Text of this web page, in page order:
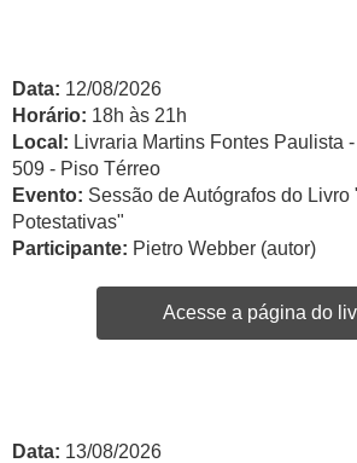
Data: 12/08/2026
Horário: 18h às 21h
Local: Livraria Martins Fontes Paulista
509 - Piso Térreo
Evento: Sessão de Autógrafos do
Potestativas"
Participante: Pietro Webber (autor)
Acesse a página do
Data: 13/08/2026